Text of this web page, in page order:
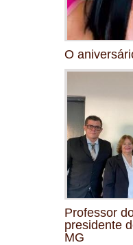
O
Professor
presidente
MG